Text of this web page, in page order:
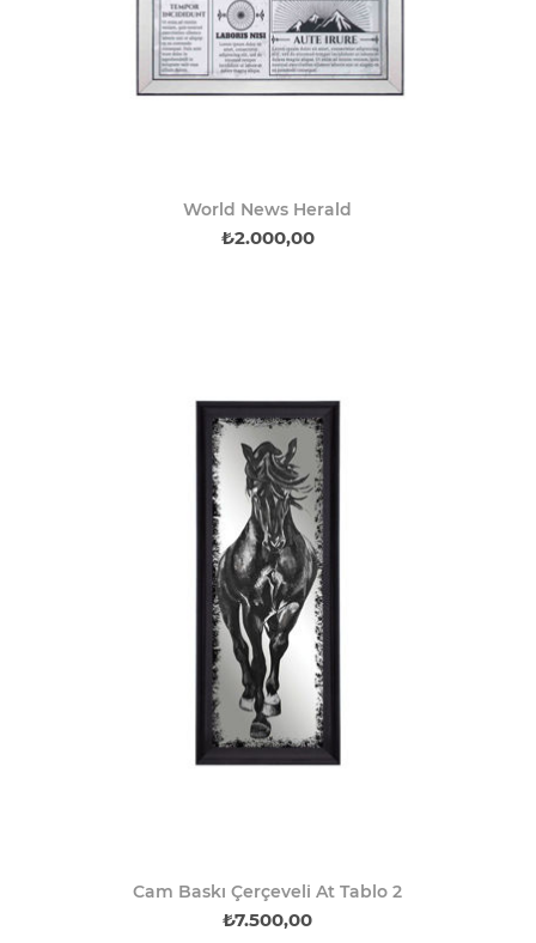
World News Herald
₺2.000,00
Cam Baskı Çerçeveli At Tablo 2
₺7.500,00